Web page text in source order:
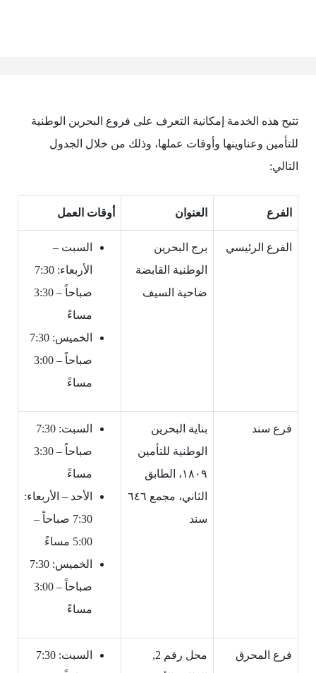
تتيح هذه الخدمة إمكانية التعرف على فروع البحرين الوطنية
للتأمين وعناوينها وأوقات عملها، وذلك من خلال الجدول
التالي:
الفرع العنوان أوقات العمل
الفرع الرئيسي
برج البحرين
الوطنية القابضة
ضاحية السيف
السبت –
الأربعاء: 7:30
صباحاً – 3:30
مساءً
الخميس: 7:30
صباحاً – 3:00
مساءً
فرع سند
بناية البحرين
الوطنية للتأمين
١٨٠٩، الطابق
الثاني، مجمع ٦٤٦
سند
السبت: 7:30
صباحاً – 3:30
مساءً
الأحد – الأربعاء:
7:30 صباحاً –
5:00 مساءً
الخميس: 7:30
صباحاً – 3:00
مساءً
فرع المحرق
محل رقم 2,
السبت: 7:30